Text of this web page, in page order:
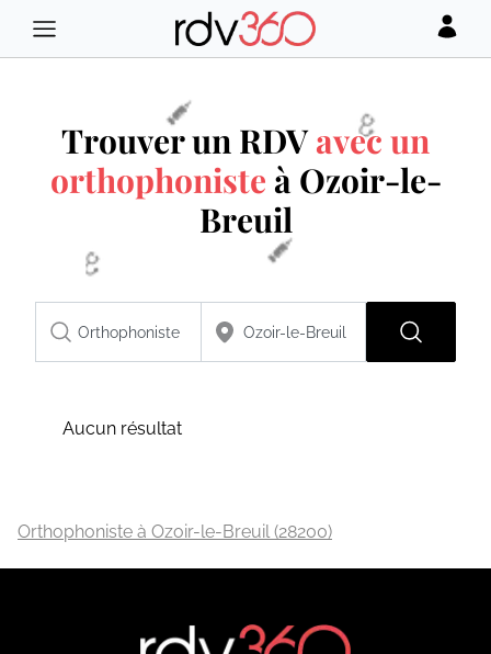
Trouver un RDVavec un
orthophoniste à Ozoir-le-
Breuil
Aucun résultat
Orthophoniste à Ozoir-le-Breuil (28200)